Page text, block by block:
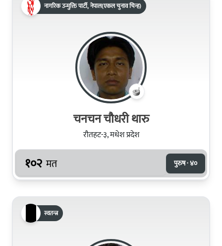
नागरिक उन्मुक्ति पार्टी, नेपाल(एकल चुनाव चिन्ह)
चनचन चौधरी थारु
रौतहट-३, मधेश प्रदेश
१०२ मत पुरुष · ४०
स्वतन्त्र